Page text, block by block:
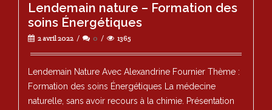
Lendemain nature – Formation des
soins Énergétiques
2 avril 2022 0 1365
Lendemain Nature Avec Alexandrine Fournier Thème :
Formation des soins Énergétiques La médecine
naturelle, sans avoir recours à la chimie. Présentation